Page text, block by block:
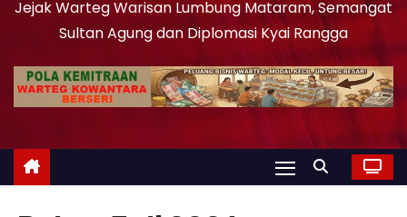
Jejak Warteg Warisan Lumbung Mataram, Semangat
Sultan Agung dan Diplomasi Kyai Rangga